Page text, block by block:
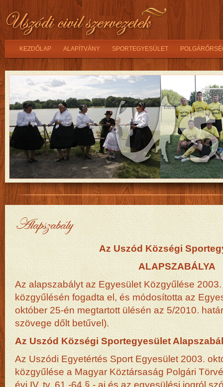
KEZDŐLAP ALAPÍTVÁNY SPORTEGYESÜLET
Alapszabály
Az Uszód Községi
ALAPSZABÁLYA
Az alapszabályt az Egyesület Közgyűlése
közgyűlésén fogadta el, és módosította az
október 25-én megtartott ülésén az 5/2010.
szövege dőlt betűvel).
Az Uszód Községi Sportegyesület
Az Uszódi Egyetértés Sport Egyesület 2003.
közgyűlése a Magyar Köztársaság Polgári
évi IV. tv. 61.-64.§.- ai és az egyesülési jogról